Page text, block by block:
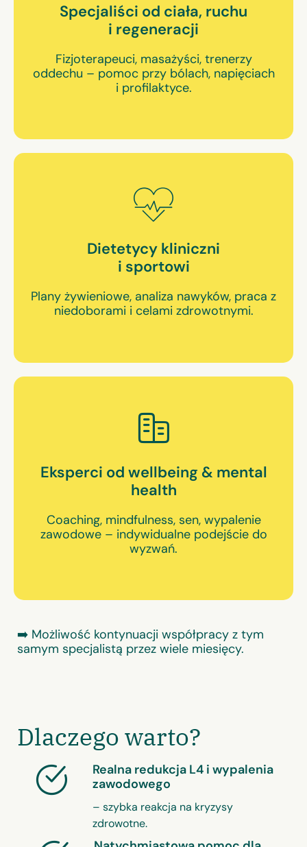
Specjaliści od ciała, ruchu
i regeneracji
Fizjoterapeuci, masażyści, trenerzy
oddechu – pomoc przy bólach, napięciach
i profilaktyce.
Dietetycy kliniczni
i sportowi
Plany żywieniowe, analiza nawyków, praca z
niedoborami i celami zdrowotnymi.
Eksperci od wellbeing & mental
health
Coaching, mindfulness, sen, wypalenie
zawodowe – indywidualne podejście do
wyzwań.
➡️ Możliwość kontynuacji współpracy z tym
samym specjalistą przez wiele miesięcy.
Dlaczego warto?
Realna redukcja L4 i wypalenia
zawodowego
– szybka reakcja na kryzysy
zdrowotne.